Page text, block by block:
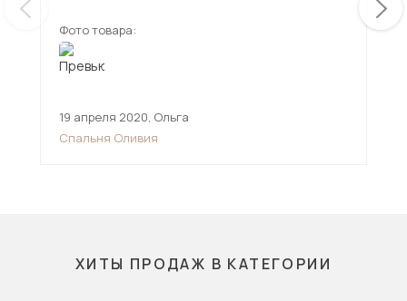
Фото товара:
19 апреля 2020, Ольга
Спальня Оливия
ХИТЫ ПРОДАЖ В КАТЕГОРИИ